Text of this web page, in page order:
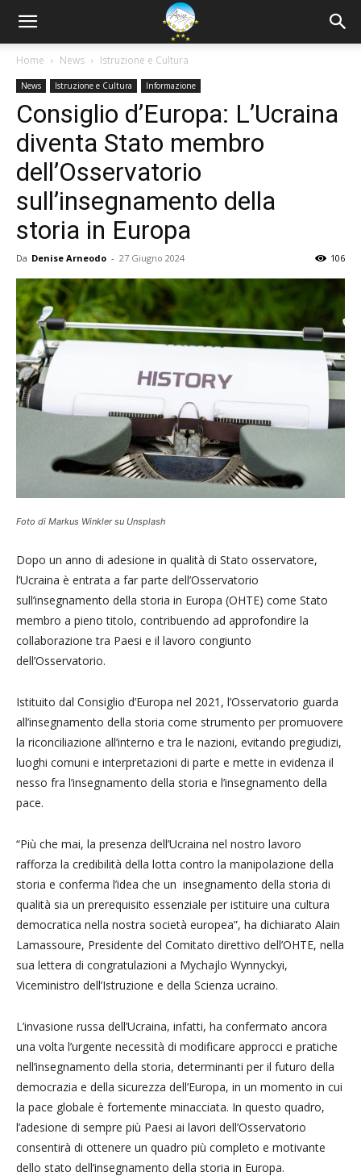
Home News Istruzione e Cultura
News Istruzione e Cultura Informazione
Consiglio d’Europa: L’Ucraina
diventa Stato membro
dell’Osservatorio
sull’insegnamento della
storia in Europa
Da Denise Arneodo - 27 Giugno 2024 106
Foto di Markus Winkler su Unsplash
Dopo un anno di adesione in qualità di Stato osservatore,
l’Ucraina è entrata a far parte dell’Osservatorio
sull’insegnamento della storia in Europa (OHTE) come Stato
membro a pieno titolo, contribuendo ad approfondire la
collaborazione tra Paesi e il lavoro congiunto
dell’Osservatorio.
Istituito dal Consiglio d’Europa nel 2021, l’Osservatorio guarda
all’insegnamento della storia come strumento per promuovere
la riconciliazione all’interno e tra le nazioni, evitando pregiudizi,
luoghi comuni e interpretazioni di parte e mette in evidenza il
nesso fra l’insegnamento della storia e l’insegnamento della
pace.
“Più che mai, la presenza dell’Ucraina nel nostro lavoro
rafforza la credibilità della lotta contro la manipolazione della
storia e conferma l’idea che un insegnamento della storia di
qualità sia un prerequisito essenziale per istituire una cultura
democratica nella nostra società europea”, ha dichiarato Alain
Lamassoure, Presidente del Comitato direttivo dell’OHTE, nella
sua lettera di congratulazioni a Mychajlo Wynnyckyi,
Viceministro dell’Istruzione e della Scienza ucraino.
L’invasione russa dell’Ucraina, infatti, ha confermato ancora
una volta l’urgente necessità di modificare approcci e pratiche
nell’insegnamento della storia, determinanti per il futuro della
democrazia e della sicurezza dell’Europa, in un momento in cui
la pace globale è fortemente minacciata. In questo quadro,
l’adesione di sempre più Paesi ai lavori dell’Osservatorio
consentirà di ottenere un quadro più completo e motivante
dello stato dell’insegnamento della storia in Europa.